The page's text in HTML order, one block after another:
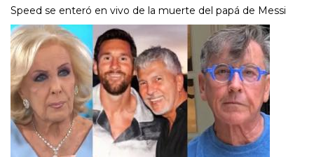
Speed se enteró en vivo de la muerte del papá de Messi